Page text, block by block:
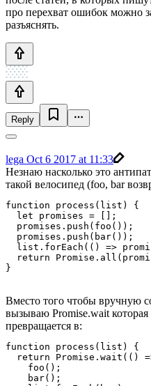
про перехват ошибок можно
разъяснять.
Reply
lega Oct 6 2017 at 11:33
Незнаю насколько это
такой велосипед (foo, bar
function process(list) {
  let promises = [];
  promises.push(foo());
  promises.push(bar());
list.forEach(() =>
return
Вместо того чтобы вручную
вызываю Promise.wait
превращается в:
function process(list) {
return Promise.wait(()
    foo();
    bar();